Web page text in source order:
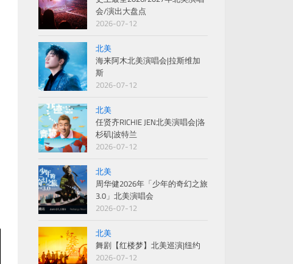
会/演出大盘点
2026-07-12
北美
海来阿木北美演唱会|拉斯维加
斯
2026-07-12
北美
任贤齐RICHIE JEN北美演唱会|洛
杉矶|波特兰
2026-07-12
北美
周华健2026年「少年的奇幻之旅
3.0」北美演唱会
2026-07-12
北美
舞剧【红楼梦】北美巡演|纽约
2026-07-12